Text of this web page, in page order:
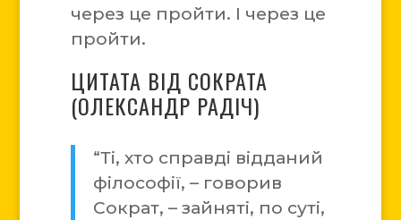
через це пройти. І через це
пройти.
ЦИТАТА ВІД СОКРАТА
(ОЛЕКСАНДР РАДІЧ)
“Ті, хто справді відданий
філософії, – говорив
Сократ, – зайняті, по суті,